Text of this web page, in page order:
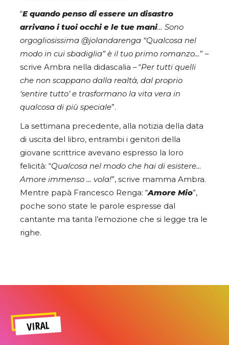
“E quando penso di essere un disastro
arrivano i tuoi occhi e le tue mani… Sono
orgogliosissima @jolandarenga “Qualcosa nel
modo in cui sbadiglia” è il tuo primo romanzo…” –
scrive Ambra nella didascalia – “Per tutti quelli
che non scappano dalla realtà, dal proprio
‘sentire tutto’ e trasformano la vita vera in
qualcosa di più speciale”.
La settimana precedente, alla notizia della data
di uscita del libro, entrambi i genitori della
giovane scrittrice avevano espresso la loro
felicità: “Qualcosa nel modo che hai di esistere…
Amore immenso … vola!”, scrive mamma Ambra.
Mentre papà Francesco Renga: “Amore Mio”,
poche sono state le parole espresse dal
cantante ma tanta l’emozione che si legge tra le
righe.
VIRAL